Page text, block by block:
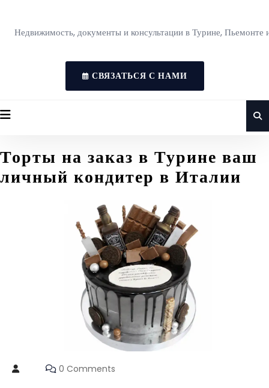
Недвижимость, документы и консультации в Турине, Пьемонте
СВЯЗАТЬСЯ С НАМИ
Торты на заказ в Турине ваш
личный кондитер в Италии
0 Comments